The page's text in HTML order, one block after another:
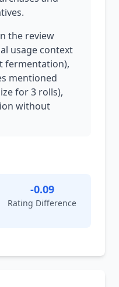
the review
usage context
fermentation),
mentioned
for 3 rolls),
without
-0.09
Rating Difference